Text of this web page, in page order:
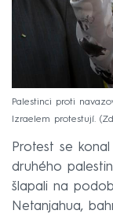
Palestinci proti
Izraelem protestují.
Protest se
druhého
šlapali na
Netanjahua,